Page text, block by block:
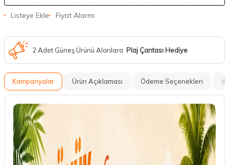
Listeye Ekle Fiyat Alarmı
2 Adet Güneş Ürünü Alanlara Plaj Çantası Hediye
Kampanyalar Ürün Açıklaması Ödeme Seçenekleri